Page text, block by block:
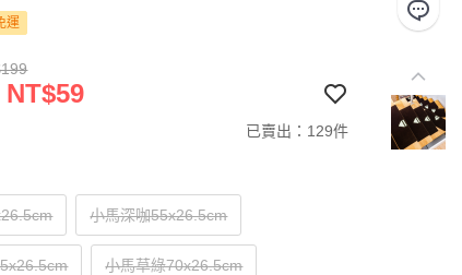
運
已賣出：129件
小馬深咖55x26.5cm
小馬草綠70x26.5cm